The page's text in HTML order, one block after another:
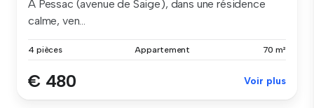
A Pessac (avenue de Saige), dans une résidence
calme, ven...
4 pièces Appartement 70 m²
€ 480 Voir plus